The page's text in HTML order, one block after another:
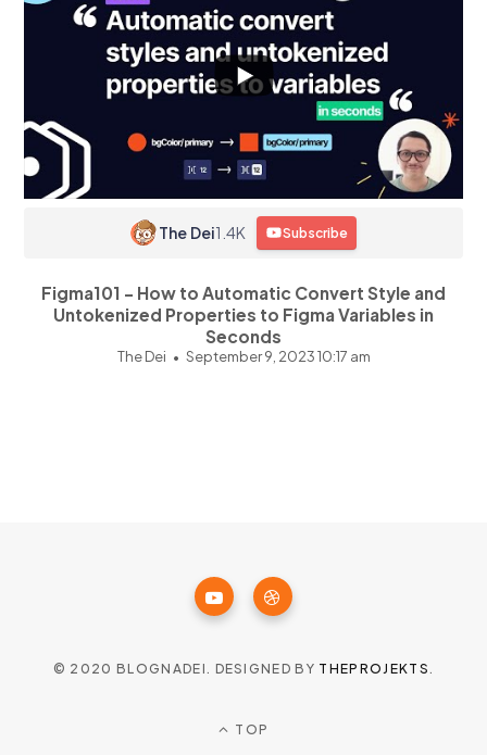
The Dei1.4K Subscribe
Figma101 - How to Automatic Convert Style and
Untokenized Properties to Figma Variables in
Seconds
The Dei September 9, 2023 10:17 am
© 2020 BLOGNADEI. DESIGNED BY THEPROJEKTS
TOP